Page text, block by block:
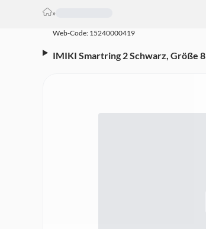
»
Web-Code: 15240000419
IMIKI Smartring 2 Schwarz, Größe 8